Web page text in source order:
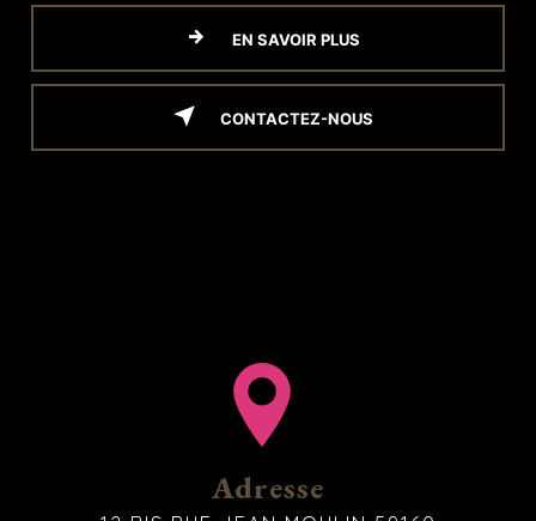
EN SAVOIR PLUS
CONTACTEZ-NOUS
Adresse